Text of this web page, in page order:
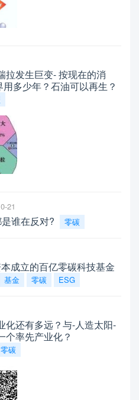
拉发生巨变- 按现在的消
多少年？石油可以再生？
21
谁在反对? 零碳
成立的百亿零碳科技基金
基金 零碳 ESG
化还有多远？与-人造太阳-
个率先产业化？
零碳